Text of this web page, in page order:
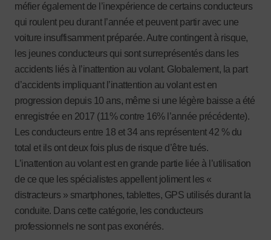
méfier également de l’inexpérience de certains conducteurs
qui roulent peu durant l’année et peuvent partir avec une
voiture insuffisamment préparée. Autre contingent à risque,
les jeunes conducteurs qui sont surreprésentés dans les
accidents liés à l’inattention au volant. Globalement, la part
d’accidents impliquant l’inattention au volant est en
progression depuis 10 ans, même si une légère baisse a été
enregistrée en 2017 (11% contre 16% l’année précédente).
Les conducteurs entre 18 et 34 ans représentent 42 % du
total et ils ont deux fois plus de risque d’être tués.
L’inattention au volant est en grande partie liée à l’utilisation
de ce que les spécialistes appellent joliment les «
distracteurs » smartphones, tablettes, GPS utilisés durant la
conduite. Dans cette catégorie, les conducteurs
professionnels ne sont pas exonérés.